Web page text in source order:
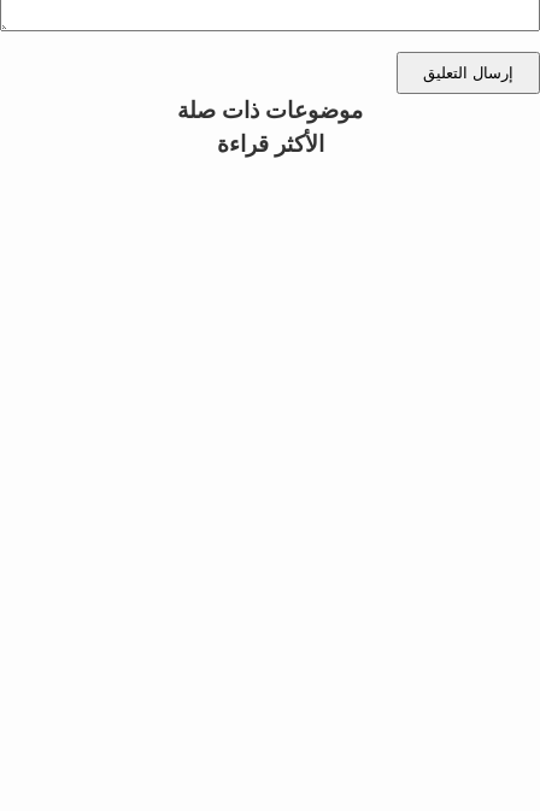
إرسال التعليق
موضوعات ذات صلة
الأكثر قراءة